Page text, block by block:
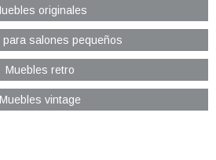
originales
para salones pequeños
Muebles retro
Muebles vintage